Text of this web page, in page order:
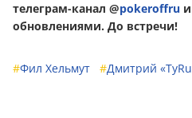
телеграм-канал @pokeroffru
обновлениями. До встречи!
#Фил Хельмут #Дмитрий